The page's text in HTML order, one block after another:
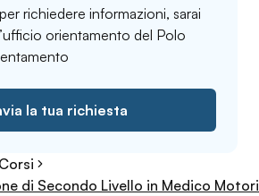
richiedere informazioni, sarai
orientamento del Polo
la tua richiesta
di Secondo Livello in Medico